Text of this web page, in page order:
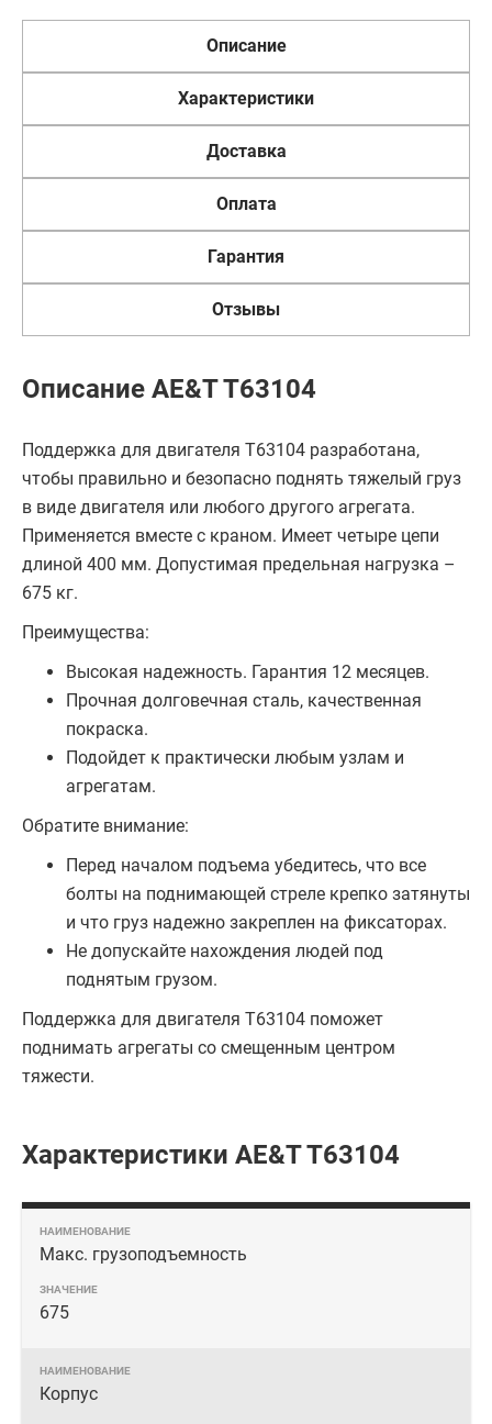
Описание
Характеристики
Доставка
Оплата
Гарантия
Отзывы
Описание AE&T T63104
Поддержка для двигателя T63104 разработана,
чтобы правильно и безопасно поднять тяжелый груз
в виде двигателя или любого другого агрегата.
Применяется вместе с краном. Имеет четыре цепи
длиной 400 мм. Допустимая предельная нагрузка –
675 кг.
Преимущества:
Высокая надежность. Гарантия 12 месяцев.
Прочная долговечная сталь, качественная
покраска.
Подойдет к практически любым узлам и
агрегатам.
Обратите внимание:
Перед началом подъема убедитесь, что все
болты на поднимающей стреле крепко затянуты
и что груз надежно закреплен на фиксаторах.
Не допускайте нахождения людей под
поднятым грузом.
Поддержка для двигателя T63104 поможет
поднимать агрегаты со смещенным центром
тяжести.
Характеристики AE&T T63104
Макс. грузоподъемность
675
Корпус